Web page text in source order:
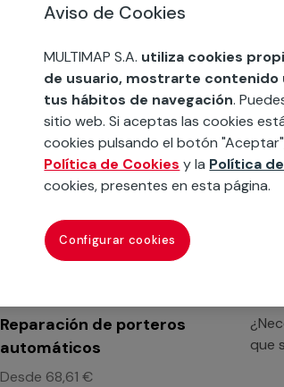
Reemplazo de porteros
automáticos
que
Reparación de porteros
automáticos
Desde 68,61 €
que
Aviso de Cookies
MULTIMAP S.A. utiliza cookies
de usuario, mostrarte contenido
tus hábitos de navegación.
sitio web. Si aceptas las cookies
cookies pulsando el botón
Política de Cookies y la Política
cookies, presentes en esta página.
Configurar cookies